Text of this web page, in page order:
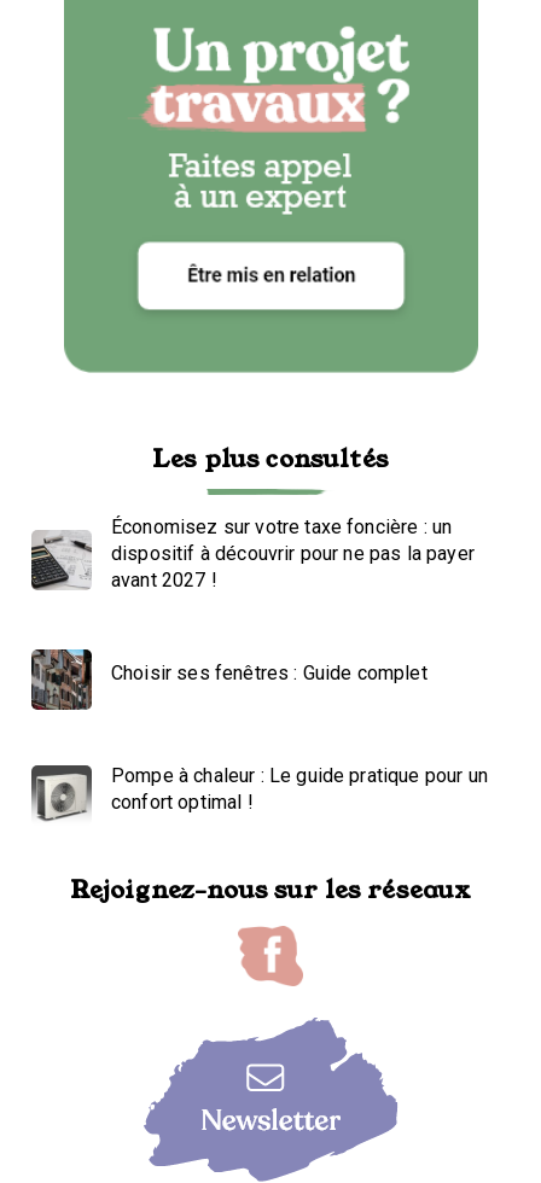
Les plus consultés
Économisez sur votre taxe foncière : un
dispositif à découvrir pour ne pas la payer
avant 2027 !
Choisir ses fenêtres : Guide complet
Pompe à chaleur : Le guide pratique pour un
confort optimal !
Rejoignez-nous sur les réseaux